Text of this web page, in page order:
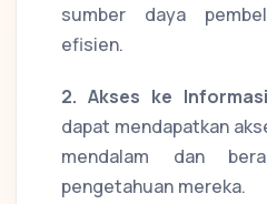
sumber daya
efisien.
2. Akses ke
dapat mendapatkan
mendalam dan
pengetahuan mereka.